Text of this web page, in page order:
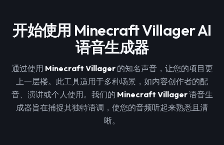
开始使用 Minecraft Villager AI
语音生成器
通过使用 Minecraft Villager的知名声音，让您的项目更
上一层楼。此工具适用于多种场景，如内容创作者的配
音、演讲或个人使用。我们的 Minecraft Villager语音生
成器旨在捕捉其独特语调，使您的音频听起来熟悉且清
晰。